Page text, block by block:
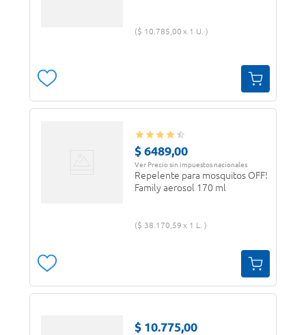
$ 10.785,00 1 U.
$ 6489,00
Ver Precio sin impuestos nacionales
Repelente para mosquitos OFF!
Family aerosol 170 ml
$ 38.170,59 1 L.
$ 10.775,00